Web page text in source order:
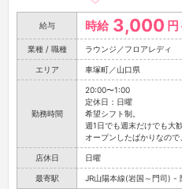
給与 時給 3,000 円
業種 / 職種 ラウンジ／フロアレディ
エリア 車塚町／山口県
勤務時間
20:00〜1:00
定休日：日曜
希望シフト制。
週1日でも週末だけでも大
オープンしたばかりなの
店休日 日曜
最寄駅 JR山陽本線(岩国～門司) -